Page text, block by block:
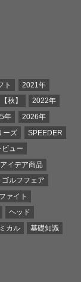
ト
2021年
秋】
2022年
年
2026年
ーズ
SPEEDER
ュー
アイデア商品
ゴルフフェア
ァイト
ヘッド
カル
基礎知識